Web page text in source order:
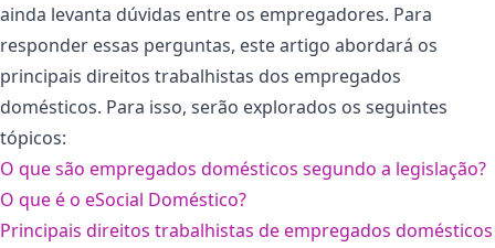
ainda levanta dúvidas entre os empregadores. Para
responder essas perguntas, este artigo abordará os
principais direitos trabalhistas dos empregados
domésticos. Para isso, serão explorados os seguintes
tópicos:
O que são empregados domésticos segundo a legislação?
O que é o eSocial Doméstico?
Principais direitos trabalhistas de empregados domésticos